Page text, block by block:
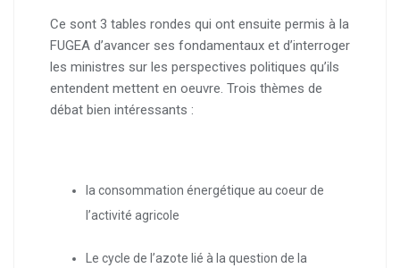
Ce sont 3 tables rondes qui ont ensuite permis à la
FUGEA d’avancer ses fondamentaux et d’interroger
les ministres sur les perspectives politiques qu’ils
entendent mettent en oeuvre. Trois thèmes de
débat bien intéressants :
la consommation énergétique au coeur de
l’activité agricole
Le cycle de l’azote lié à la question de la